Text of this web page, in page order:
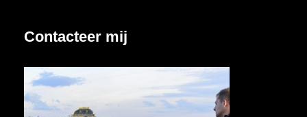
Contacteer mij